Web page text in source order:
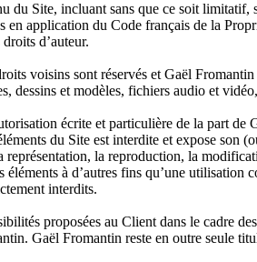
du Site, incluant sans que ce soit limitatif,
en application du Code français de la
d’auteur.
voisins sont réservés et Gaël
dessins et modèles, fichiers audio et
écrite et particulière de la part
du Site est interdite et expose son
représentation, la reproduction, la
éléments à d’autres fins qu’une
interdits.
proposées au Client dans le cadre
Gaël Fromantin reste en outre seule